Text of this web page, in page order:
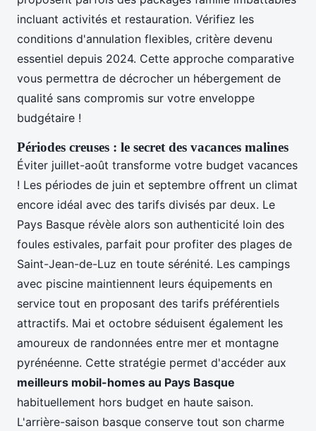
incluant activités et restauration. Vérifiez les
conditions d'annulation flexibles, critère devenu
essentiel depuis 2024. Cette approche comparative
vous permettra de décrocher un hébergement de
qualité sans compromis sur votre enveloppe
budgétaire !
Périodes creuses : le secret des vacances malines
Éviter juillet-août transforme votre budget vacances
! Les périodes de juin et septembre offrent un climat
encore idéal avec des tarifs divisés par deux. Le
Pays Basque révèle alors son authenticité loin des
foules estivales, parfait pour profiter des plages de
Saint-Jean-de-Luz en toute sérénité. Les campings
avec piscine maintiennent leurs équipements en
service tout en proposant des tarifs préférentiels
attractifs. Mai et octobre séduisent également les
amoureux de randonnées entre mer et montagne
pyrénéenne. Cette stratégie permet d'accéder aux
meilleurs mobil-homes au Pays Basque
habituellement hors budget en haute saison.
L'arrière-saison basque conserve tout son charme